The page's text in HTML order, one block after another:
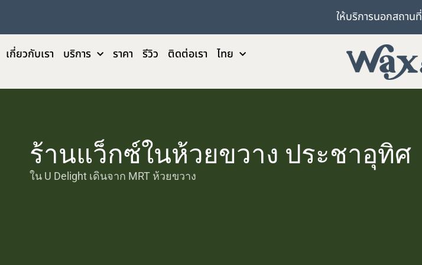
ให้บริการนอกสถานที่
เกี่ยวกับเรา บริการ ราคา รีวิว ติดต่อเรา ไทย
ร้านแว็กซ์ในห้วยขวาง ประชาอุทิศ
ใน U Delight เดินจาก MRT ห้วยขวาง